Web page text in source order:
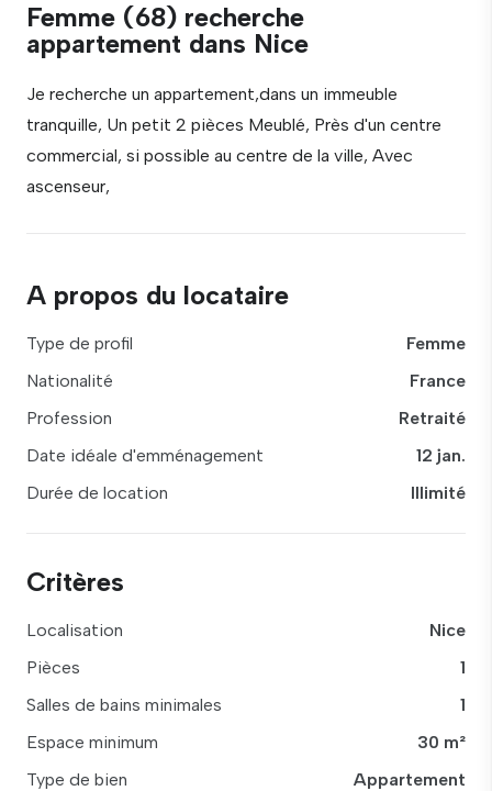
Femme (68) recherche
appartement dans Nice
Je recherche un appartement,dans un immeuble
tranquille, Un petit 2 pièces Meublé, Près d'un centre
commercial, si possible au centre de la ville, Avec
ascenseur,
A propos du locataire
Type de profil
Femme
Nationalité
France
Profession
Retraité
Date idéale d'emménagement
12 jan.
Durée de location
Illimité
Critères
Localisation
Nice
Pièces
1
Salles de bains minimales
1
Espace minimum
30 m²
Type de bien
Appartement